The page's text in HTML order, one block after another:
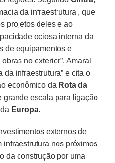
da infraestrutura’, que
projetos deles e ao
ociosa interna da
de equipamentos e
no exterior”. Amaral
da infraestrutura” e cita o
econômico da Rota da
grande escala para ligação
Europa.
externos de
infraestrutura nos próximos
da construção por uma